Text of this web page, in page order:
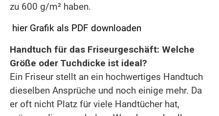
zu 600 g/m² haben.
hier Grafik als PDF downloaden
Handtuch für das Friseurgeschäft: Welche
Größe oder Tuchdicke ist ideal?
Ein Friseur stellt an ein hochwertiges Handtuch
dieselben Ansprüche und noch einige mehr. Da
er oft nicht Platz für viele Handtücher hat,